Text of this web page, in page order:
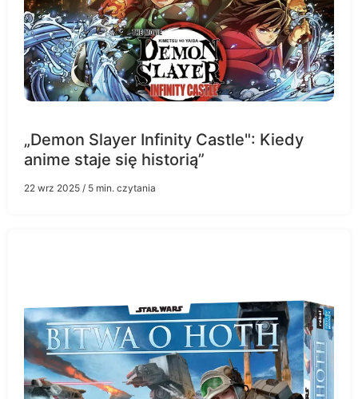
„Demon Slayer Infinity Castle": Kiedy
anime staje się historią”
22 wrz 2025 / 5 min. czytania